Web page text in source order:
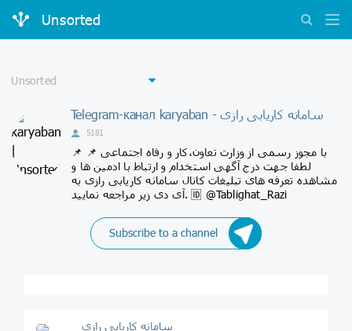
Unsorted
Telegram-канал karyaban - سامانه کاریابی رازی
5181
📌 با مجوز رسمی از وزارت تعاون،کار و رفاه اجتماعی 📌
لطفا جهت درج آگهی استخدام و ارتباط با ادمین ها و
مشاهده تعرفه های تبلیغات کانال سامانه کاریابی رازی به
آی دی زیر مراجعه نمایید. 🆔 @Tablighat_Razi
Subscribe to a channel
سامانه کاریابی رازی